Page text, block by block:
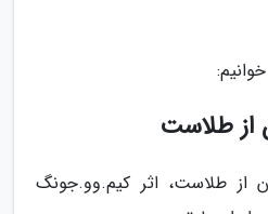
از طلاست
از طلاست، اثر کیم.وو.جونگ